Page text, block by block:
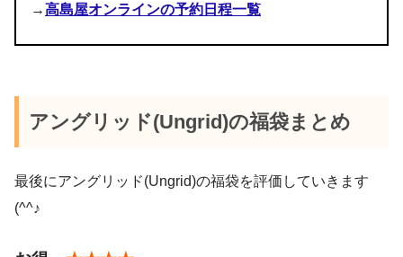
December 30, 2020
→高島屋オンラインの予約日程一覧
アングリッド(Ungrid)の福袋まとめ
最後にアングリッド(Ungrid)の福袋を評価していきます
(^^♪